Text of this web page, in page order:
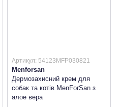
Артикул: 54123MFP030821
Menforsan
Дермозахисний крем для
собак та котів MenForSan з
алое вера